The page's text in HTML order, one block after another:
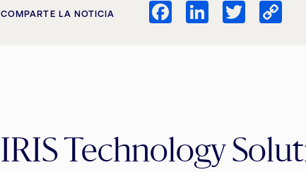
COMPARTE LA NOTICIA Facebook
LinkedInTwitter
IRIS Technology